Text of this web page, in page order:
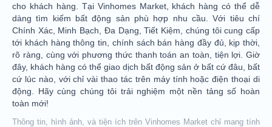
cho khách hàng. Tại Vinhomes Market, khách hàng có thể dễ
dàng tìm kiếm bất động sản phù hợp nhu cầu. Với tiêu chí
Chính Xác, Minh Bạch, Đa Dạng, Tiết Kiệm, chúng tôi cung cấp
tới khách hàng thông tin, chính sách bán hàng đầy đủ, kịp thời,
rõ ràng, cùng với phương thức thanh toán an toàn, tiện lợi. Giờ
đây, khách hàng có thể giao dịch bất động sản ở bất cứ đâu, bất
cứ lúc nào, với chỉ vài thao tác trên máy tính hoặc điện thoại di
động. Hãy cùng chúng tôi trải nghiệm một nền tảng số hoàn
toàn mới!
Thông tin, hình ảnh, và tiện ích trên Vinhomes Market chỉ mang tính